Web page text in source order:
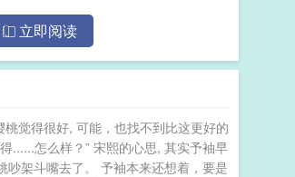
立即阅读
觉得很好, 可能，也找不到比这更好的
......怎么样？” 宋熙的心思, 其实予袖早
架斗嘴去了。 予袖本来还想着，要是